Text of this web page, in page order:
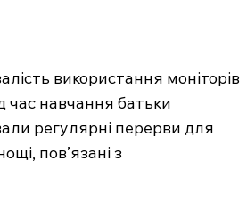
використання моніторів
час навчання батьки
регулярні перерви для
пов’язані з